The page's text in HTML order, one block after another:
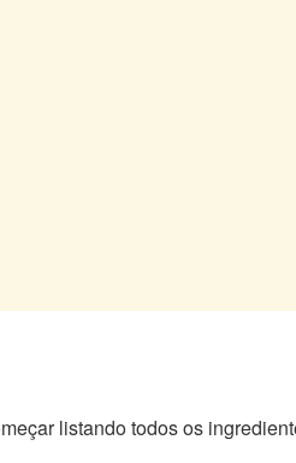
listando todos os